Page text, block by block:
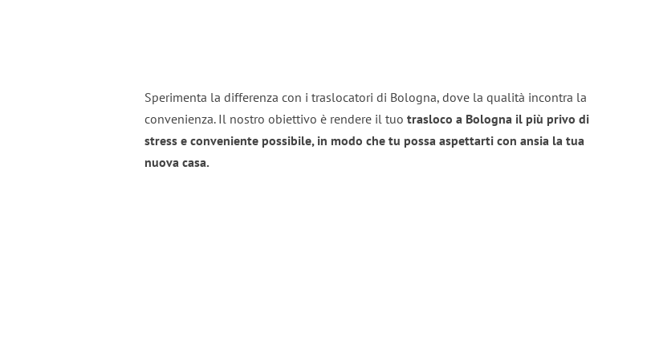
Sperimenta la differenza con i traslocatori di Bologna, dove la qualità incontra la
convenienza. Il nostro obiettivo è rendere il tuo trasloco a Bologna il più privo di
stress e conveniente possibile, in modo che tu possa aspettarti con ansia la tua
nuova casa.